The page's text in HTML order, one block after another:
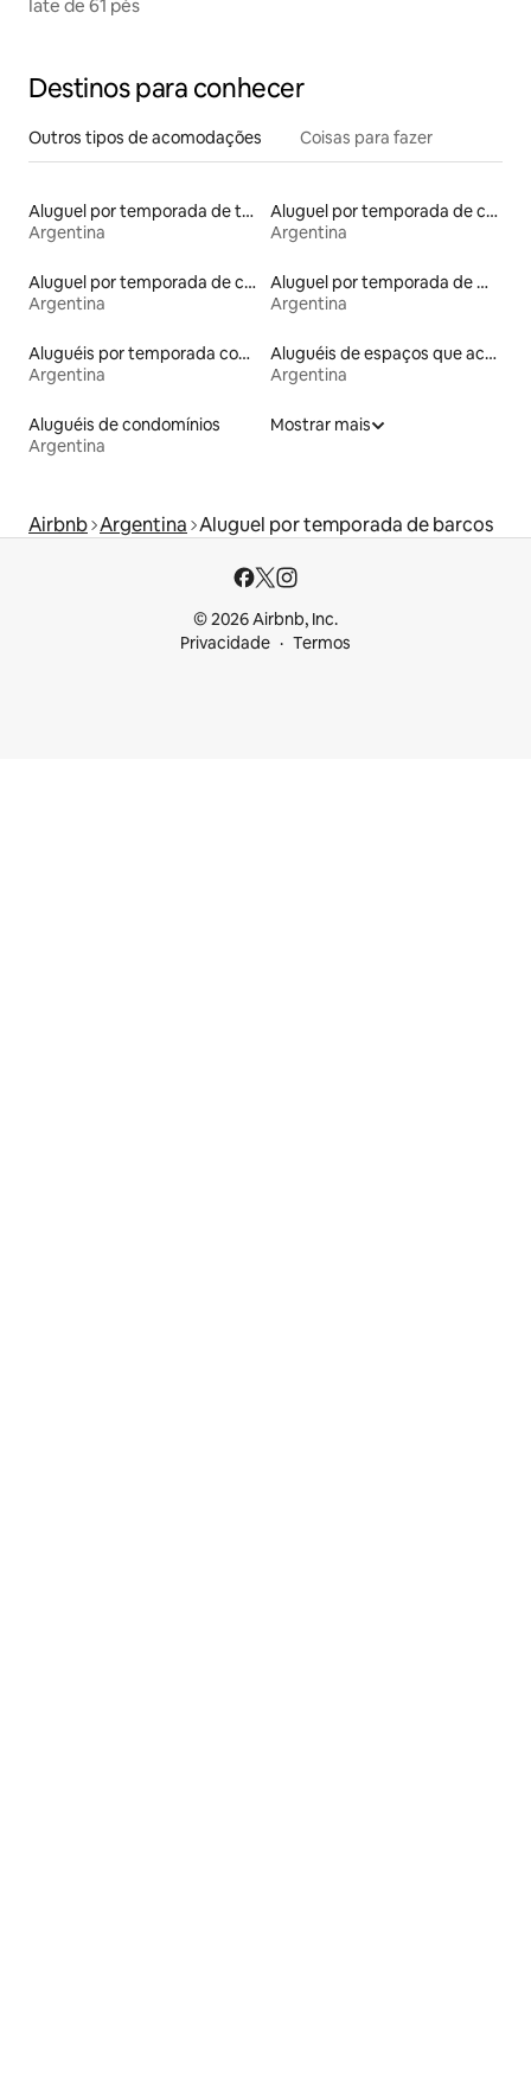
Iate de 61 pés
Destinos para conhecer
Outros tipos de acomodações Coisas para fazer
Aluguel por temporada de townhouses
Argentina
Aluguel por temporada de casas de veraneio
Argentina
Aluguel por temporada de casas na árvore
Argentina
Aluguel por temporada de microcasas
Argentina
Aluguéis por temporada com banheira de hidromassagem
Argentina
Aluguéis de espaços que aceitam animais de estimação
Argentina
Aluguéis de condomínios
Argentina
Mostrar mais
Airbnb Argentina Aluguel por temporada de barcos
© 2026 Airbnb, Inc.
Privacidade
Termos